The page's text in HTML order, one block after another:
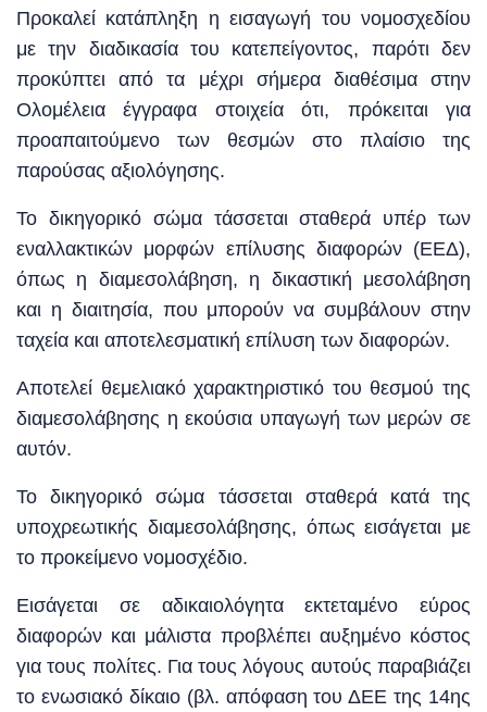
Προκαλεί κατάπληξη η εισαγωγή του νομοσχεδίου
με την διαδικασία του κατεπείγοντος, παρότι δεν
προκύπτει από τα μέχρι σήμερα διαθέσιμα στην
Ολομέλεια έγγραφα στοιχεία ότι, πρόκειται για
προαπαιτούμενο των θεσμών στο πλαίσιο της
παρούσας αξιολόγησης.
Το δικηγορικό σώμα τάσσεται σταθερά υπέρ των
εναλλακτικών μορφών επίλυσης διαφορών (ΕΕΔ),
όπως η διαμεσολάβηση, η δικαστική μεσολάβηση
και η διαιτησία, που μπορούν να συμβάλουν στην
ταχεία και αποτελεσματική επίλυση των διαφορών.
Αποτελεί θεμελιακό χαρακτηριστικό του θεσμού της
διαμεσολάβησης η εκούσια υπαγωγή των μερών σε
αυτόν.
Το δικηγορικό σώμα τάσσεται σταθερά κατά της
υποχρεωτικής διαμεσολάβησης, όπως εισάγεται με
το προκείμενο νομοσχέδιο.
Εισάγεται σε αδικαιολόγητα εκτεταμένο εύρος
διαφορών και μάλιστα προβλέπει αυξημένο κόστος
για τους πολίτες. Για τους λόγους αυτούς παραβιάζει
το ενωσιακό δίκαιο (βλ. απόφαση του ΔΕΕ της 14ης